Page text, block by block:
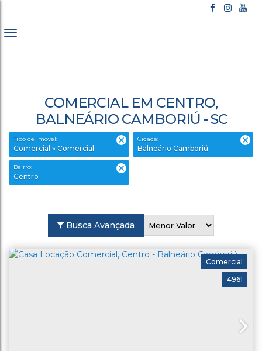
COMERCIAL EM CENTRO,
BALNEÁRIO CAMBORIÚ - SC
Tipo de Imóvel:
Comercial » Comercial
Cidade:
Balneário Camboriú
Bairro:
Centro
Busca Avançada
4961
Comercial